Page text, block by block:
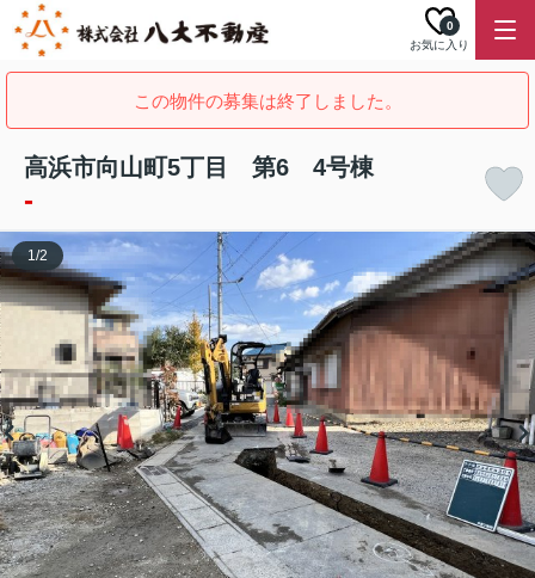
お気に入り
0
この物件の募集は終了しました。
高浜市向山町5丁目 第6 4号棟
-
1/2